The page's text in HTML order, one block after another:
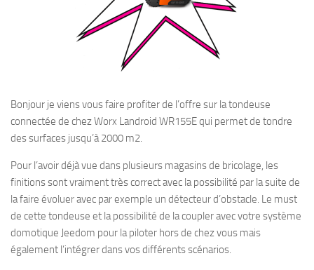
Bonjour je viens vous faire profiter de l’offre sur la tondeuse
connectée de chez Worx Landroid WR155E qui permet de tondre
des surfaces jusqu’à 2000 m2.
Pour l’avoir déjà vue dans plusieurs magasins de bricolage, les
finitions sont vraiment très correct avec la possibilité par la suite de
la faire évoluer avec par exemple un détecteur d’obstacle. Le must
de cette tondeuse et la possibilité de la coupler avec votre système
domotique Jeedom pour la piloter hors de chez vous mais
également l’intégrer dans vos différents scénarios.